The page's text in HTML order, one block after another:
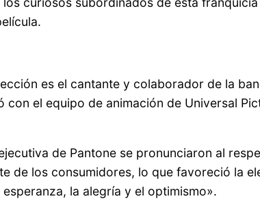
es el cantante y colaborador de la
con el equipo de animación de Universal
de Pantone se pronunciaron al
de los consumidores, lo que favoreció la
la alegría y el optimismo».